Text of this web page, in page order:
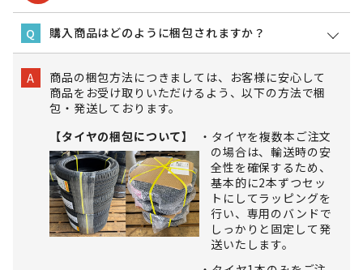
Q 購入商品はどのように梱包されますか？
A
商品の梱包方法につきましては、お客様に安心して
商品をお受け取りいただけるよう、以下の方法で梱
包・発送しております。
【タイヤの梱包について】
タイヤを複数本ご注文
の場合は、輸送時の安
全性を確保するため、
基本的に2本ずつセッ
トにしてラッピングを
行い、専用のバンドで
しっかりと固定して発
送いたします。